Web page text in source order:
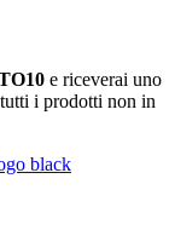
e riceverai uno
i prodotti non in